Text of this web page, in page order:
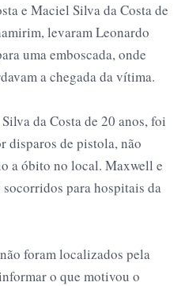
e Maciel Silva da Costa de
levaram Leonardo
uma emboscada, onde
a chegada da vítima.
da Costa de 20 anos, foi
disparos de pistola, não
a óbito no local. Maxwell e
para hospitais da
foram localizados pela
o que motivou o